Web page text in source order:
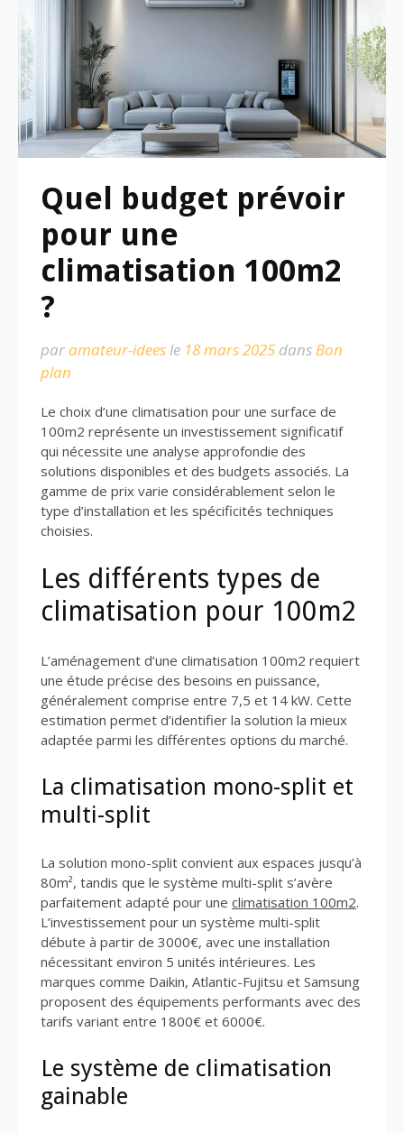
Quel budget prévoir
pour une
climatisation 100m2
?
paramateur-ideesle 18 mars 2025 dansBon
plan
Le choix d’une climatisation pour une surface de
100m2 représente un investissement significatif
qui nécessite une analyse approfondie des
solutions disponibles et des budgets associés. La
gamme de prix varie considérablement selon le
type d’installation et les spécificités techniques
choisies.
Les différents types de
climatisation pour 100m2
L’aménagement d’une climatisation 100m2 requiert
une étude précise des besoins en puissance,
généralement comprise entre 7,5 et 14 kW. Cette
estimation permet d’identifier la solution la mieux
adaptée parmi les différentes options du marché.
La climatisation mono-split et
multi-split
La solution mono-split convient aux espaces jusqu’à
80m², tandis que le système multi-split s’avère
parfaitement adapté pour une climatisation 100m2.
L’investissement pour un système multi-split
débute à partir de 3000€, avec une installation
nécessitant environ 5 unités intérieures. Les
marques comme Daikin, Atlantic-Fujitsu et Samsung
proposent des équipements performants avec des
tarifs variant entre 1800€ et 6000€.
Le système de climatisation
gainable